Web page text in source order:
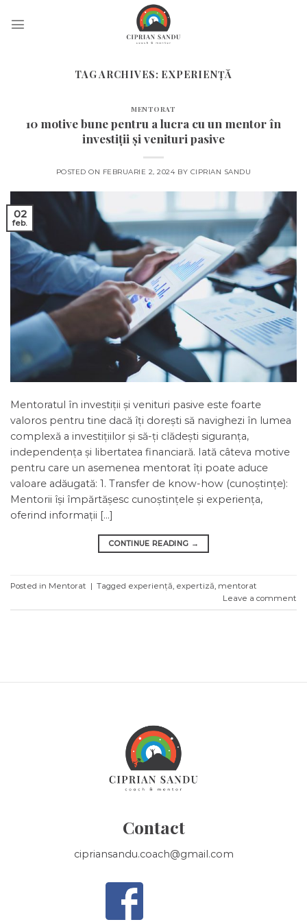
TAG ARCHIVES: EXPERIENȚĂ
MENTORAT
10 motive bune pentru a lucra cu un mentor în
investiții și venituri pasive
POSTED ON FEBRUARIE 2, 2024BY CIPRIAN SANDU
02
feb.
Mentoratul în investiții și venituri pasive este foarte
valoros pentru tine dacă îți dorești să navighezi în lumea
complexă a investițiilor și să-ți clădești siguranța,
independența și libertatea financiară. Iată câteva motive
pentru care un asemenea mentorat îți poate aduce
valoare adăugată: 1. Transfer de know-how (cunoștințe):
Mentorii își împărtășesc cunoștințele și experiența,
oferind informații […]
CONTINUE READING →
Posted in Mentorat | Tagged experiență, expertiză, mentorat
Leave a comment
Contact
cipriansandu.coach@gmail.com